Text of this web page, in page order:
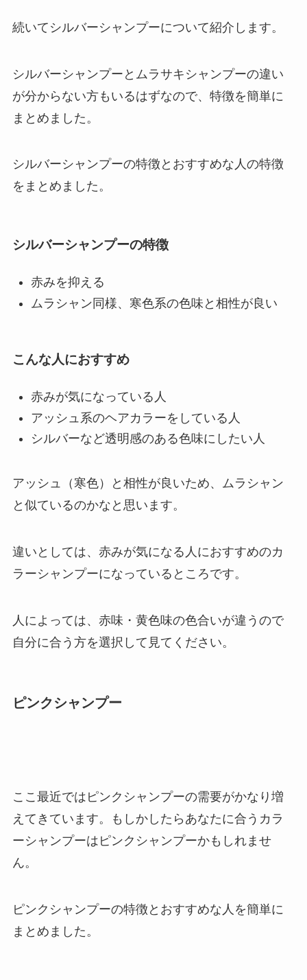
続いてシルバーシャンプーについて紹介します。
シルバーシャンプーとムラサキシャンプーの違い
が分からない方もいるはずなので、特徴を簡単に
まとめました。
シルバーシャンプーの特徴とおすすめな人の特徴
をまとめました。
シルバーシャンプーの特徴
赤みを抑える
ムラシャン同様、寒色系の色味と相性が良い
こんな人におすすめ
赤みが気になっている人
アッシュ系のヘアカラーをしている人
シルバーなど透明感のある色味にしたい人
アッシュ（寒色）と相性が良いため、ムラシャン
と似ているのかなと思います。
違いとしては、赤みが気になる人におすすめのカ
ラーシャンプーになっているところです。
人によっては、赤味・黄色味の色合いが違うので
自分に合う方を選択して見てください。
ピンクシャンプー
ここ最近ではピンクシャンプーの需要がかなり増
えてきています。もしかしたらあなたに合うカラ
ーシャンプーはピンクシャンプーかもしれませ
ん。
ピンクシャンプーの特徴とおすすめな人を簡単に
まとめました。